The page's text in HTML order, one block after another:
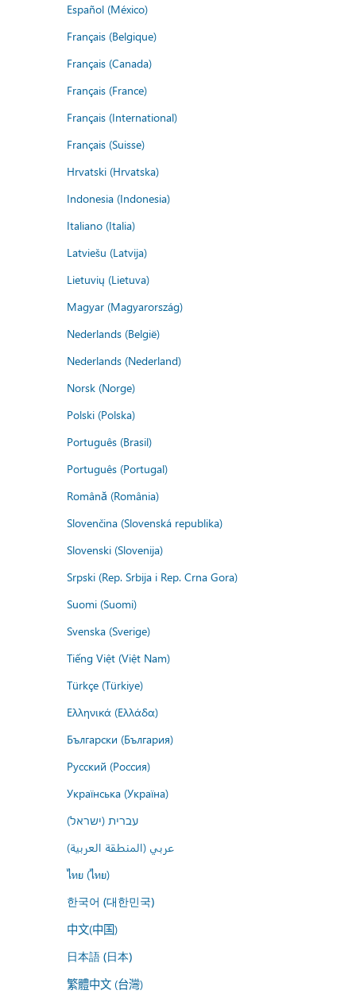
Español (México)
Français (Belgique)
Français (Canada)
Français (France)
Français (International)
Français (Suisse)
Hrvatski (Hrvatska)
Indonesia (Indonesia)
Italiano (Italia)
Latviešu (Latvija)
Lietuvių (Lietuva)
Magyar (Magyarország)
Nederlands (België)
Nederlands (Nederland)
Norsk (Norge)
Polski (Polska)
Português (Brasil)
Português (Portugal)
Română (România)
Slovenčina (Slovenská republika)
Slovenski (Slovenija)
Srpski (Rep. Srbija i Rep. Crna Gora)
Suomi (Suomi)
Svenska (Sverige)
Tiếng Việt (Việt Nam)
Türkçe (Türkiye)
Ελληνικά (Ελλάδα)
Български (България)
Русский (Россия)
Українська (Україна)
עברית (ישראל)
عربي (المنطقة العربية)
ไทย (ไทย)
한국어 (대한민국)
中文(中国)
日本語 (日本)
繁體中文 (台灣)